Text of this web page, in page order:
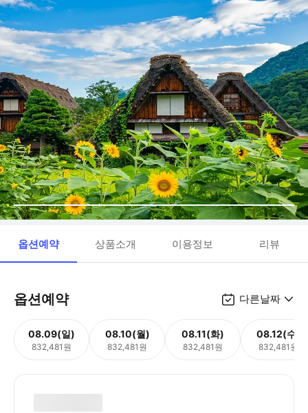
옵션예약 상품소개 이용정보 리뷰
옵션예약 다른날짜
08.09(일)
832,481원
08.10(월)
832,481원
08.11(화)
832,481원
08.12(수)
832,481원